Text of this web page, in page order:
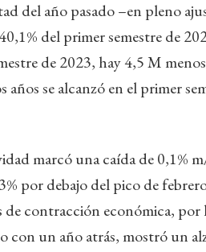
del año pasado –en pleno
del primer semestre de
de 2023, hay 4,5 M
se alcanzó en el primer
marcó una caída de 0,1%
por debajo del pico de
de contracción económica, por
con un año atrás, mostró un